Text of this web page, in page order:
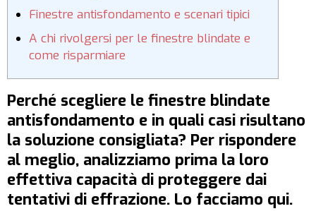
Finestre antisfondamento e scenari tipici
A chi rivolgersi per le finestre blindate e
come risparmiare
Perché scegliere le finestre blindate
antisfondamento e in quali casi risultano
la soluzione consigliata? Per rispondere
al meglio, analizziamo prima la loro
effettiva capacità di proteggere dai
tentativi di effrazione. Lo facciamo qui.